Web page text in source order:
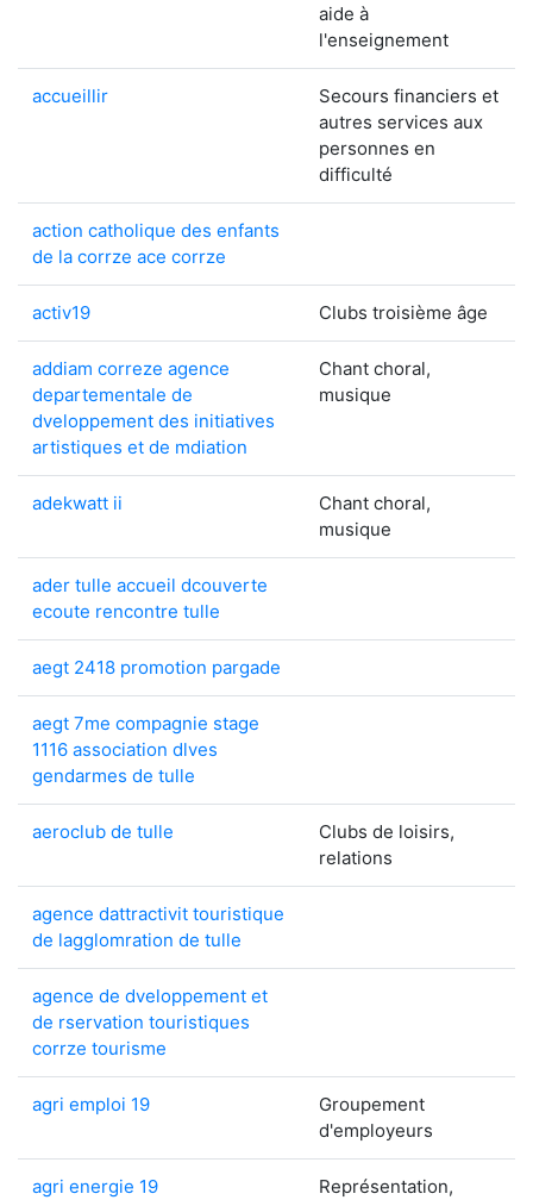
aide à
l'enseignement
accueillir
Secours financiers et
autres services aux
personnes en
difficulté
action catholique des enfants
de la corrze ace corrze
activ19 Clubs troisième âge
addiam correze agence
departementale de
dveloppement des initiatives
artistiques et de mdiation
Chant choral,
musique
adekwatt ii
Chant choral,
musique
ader tulle accueil dcouverte
ecoute rencontre tulle
aegt 2418 promotion pargade
aegt 7me compagnie stage
1116 association dlves
gendarmes de tulle
aeroclub de tulle
Clubs de loisirs,
relations
agence dattractivit touristique
de lagglomration de tulle
agence de dveloppement et
de rservation touristiques
corrze tourisme
agri emploi 19
Groupement
d'employeurs
agri energie 19
Représentation,